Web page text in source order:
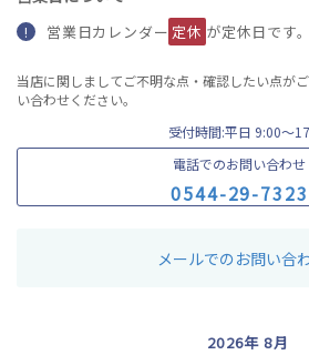
! 営業日カレンダー 定休 が定休日です
当店に関しましてご不明な点・確認したい点が
い合わせください。
受付時間:平日 9:00〜
電話でのお問い合わせ
0544-29-7323
メールでのお問い合
2026年 8月